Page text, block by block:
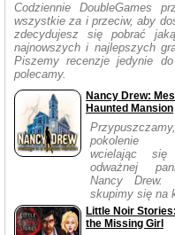
Codziennie DoubleGames
wszystkie za i przeciw, aby
zdecydujesz się pobrać
najnowszych i najlepszych
Piszemy recenzje jedynie
polecamy.
Nancy Drew:
Haunted Mansion
pokolenie
wcielając
odważnej
Nancy Drew.
skupimy się na
Little Noir
the Missing Girl